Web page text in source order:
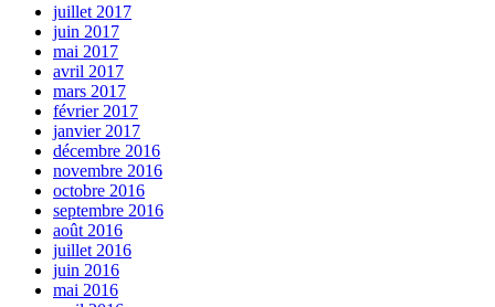
juillet 2017
juin 2017
mai 2017
avril 2017
mars 2017
février 2017
janvier 2017
décembre 2016
novembre 2016
octobre 2016
septembre 2016
août 2016
juillet 2016
juin 2016
mai 2016